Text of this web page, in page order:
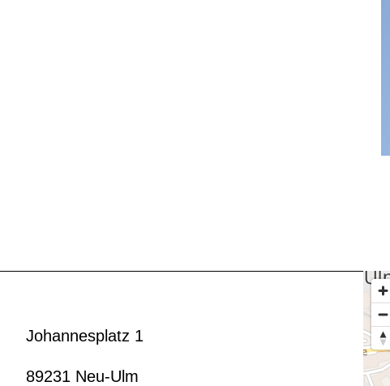
Johannesplatz 1
89231 Neu-Ulm